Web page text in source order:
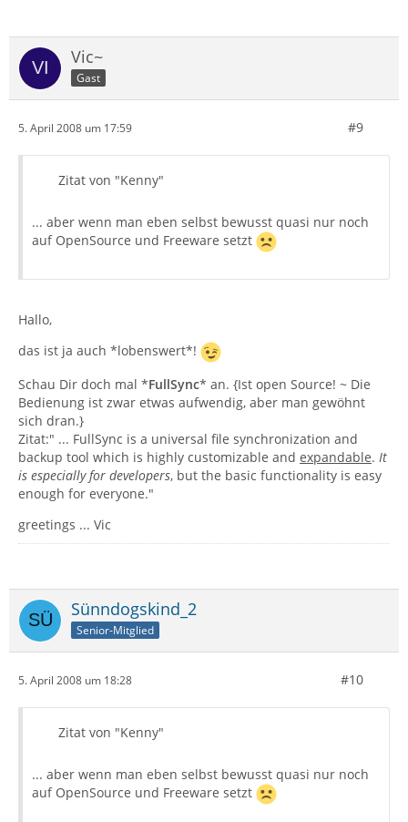
Vic~
Gast
5. April 2008 um 17:59 #9
Zitat von "Kenny"
... aber wenn man eben selbst bewusst quasi nur noch
auf OpenSource und Freeware setzt
Hallo,
das ist ja auch *lobenswert*!
Schau Dir doch mal *FullSync* an. {Ist open Source! ~ Die
Bedienung ist zwar etwas aufwendig, aber man gewöhnt
sich dran.}
Zitat:" ... FullSync is a universal file synchronization and
backup tool which is highly customizable and expandable. It
is especially for developers, but the basic functionality is easy
enough for everyone."
greetings ... Vic
Sünndogskind_2
Senior-Mitglied
5. April 2008 um 18:28 #10
Zitat von "Kenny"
... aber wenn man eben selbst bewusst quasi nur noch
auf OpenSource und Freeware setzt